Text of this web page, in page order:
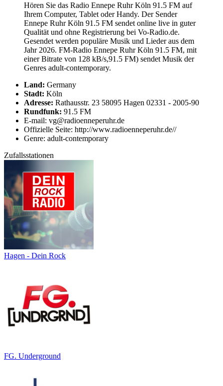
Hören Sie das Radio Ennepe Ruhr Köln 91.5 FM auf
Ihrem Computer, Tablet oder Handy. Der Sender
Ennepe Ruhr Köln 91.5 FM sendet online live in guter
Qualität und ohne Registrierung bei Vo-Radio.de.
Gesendet werden populäre Musik und Lieder aus dem
Jahr 2026. FM-Radio Ennepe Ruhr Köln 91.5 FM, mit
einer Bitrate von 128 kB/s,91.5 FM) sendet Musik der
Genres adult-contemporary.
Land: Germany
Stadt: Köln
Adresse: Rathausstr. 23 58095 Hagen 02331 - 2005-90
Rundfunk: 91.5 FM
E-mail: vg@radioenneperuhr.de
Offizielle Seite: http://www.radioenneperuhr.de//
Genre: adult-contemporary
Zufallsstationen
Hagen - Dein Rock
FG. Underground